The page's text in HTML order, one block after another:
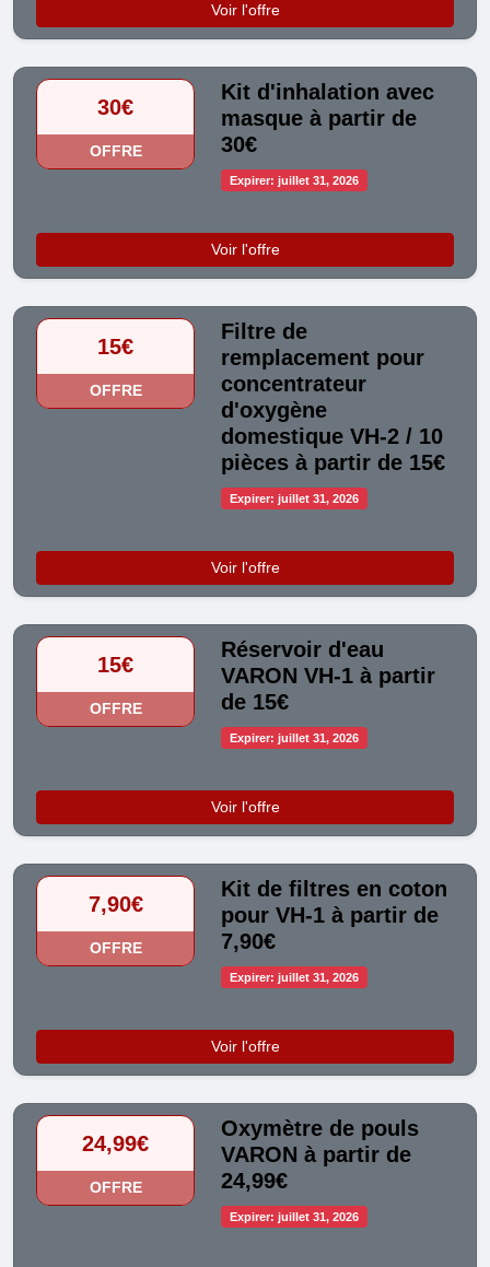
Voir l'offre
30€
OFFRE
Kit d'inhalation avec
masque à partir de
30€
Expirer: juillet 31, 2026
Voir l'offre
15€
OFFRE
Filtre de
remplacement pour
concentrateur
d'oxygène
domestique VH-2 / 10
pièces à partir de 15€
Expirer: juillet 31, 2026
Voir l'offre
15€
OFFRE
Réservoir d'eau
VARON VH-1 à partir
de 15€
Expirer: juillet 31, 2026
Voir l'offre
7,90€
OFFRE
Kit de filtres en coton
pour VH-1 à partir de
7,90€
Expirer: juillet 31, 2026
Voir l'offre
24,99€
OFFRE
Oxymètre de pouls
VARON à partir de
24,99€
Expirer: juillet 31, 2026